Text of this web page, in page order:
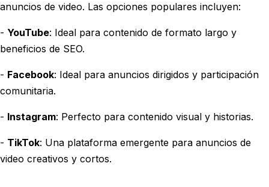
anuncios de video. Las opciones populares incluyen:
- YouTube: Ideal para contenido de formato largo y
beneficios de SEO.
- Facebook: Ideal para anuncios dirigidos y participación
comunitaria.
- Instagram: Perfecto para contenido visual y historias.
- TikTok: Una plataforma emergente para anuncios de
video creativos y cortos.